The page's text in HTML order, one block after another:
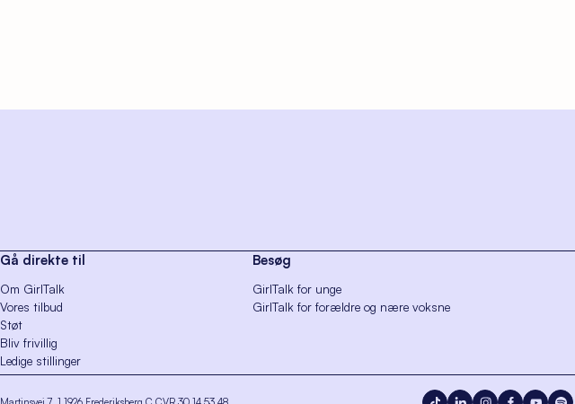
Gå direkte til
Om GirlTalk
Vores tilbud
Støt
Bliv frivillig
Ledige stillinger
Besøg
GirlTalk for unge
GirlTalk for forældre og nære voksne